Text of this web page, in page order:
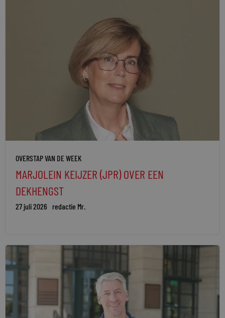
OVERSTAP VAN DE WEEK
MARJOLEIN KEIJZER (JPR) OVER EEN
DEKHENGST
27 juli 2026 redactie Mr.